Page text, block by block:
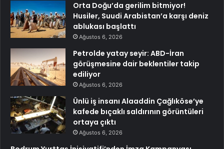
Orta Doğu’da gerilim bitmiyor!
Husiler, Suudi Arabistan’a karşı deniz
ablukası başlattı
Ağustos 6, 2026
Petrolde yatay seyir: ABD-İran
görüşmesine dair beklentiler takip
ediliyor
Ağustos 6, 2026
Ünlü iş insanı Alaaddin Çağlıköse’ye
kafede bıçaklı saldırının görüntüleri
ortaya çıktı
Ağustos 6, 2026